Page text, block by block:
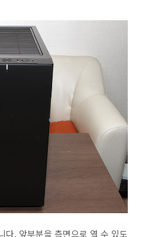
다. 앞부분을 측면으로 열 수 있도